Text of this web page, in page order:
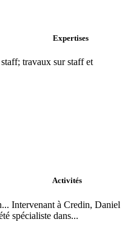
Expertises
travaux sur staff et
Activités
Intervenant à Credin, Daniel
spécialiste dans...